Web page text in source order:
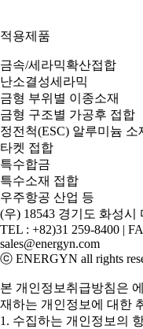
적용제품
금속/세라믹확산접합
난소결성세라믹
금형 부위별 이종소재
금형 구조별 가공후 접합
정전척(ESC) 알루미늄 소
타켓 접합
특수합금
특수소재 접합
우주항공 산업 등
(우) 18543 경기도 화성시
TEL : +82)31 259-8400 |
sales@energyn.com
ⓒ ENERGYN all rights
본 개인정보취급방침은
재하는 개인정보에 대한
1. 수집하는 개인정보의